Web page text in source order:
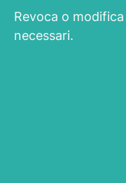
Revoca o
necessari.